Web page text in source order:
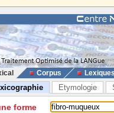
Corpus
Etymologie
forme